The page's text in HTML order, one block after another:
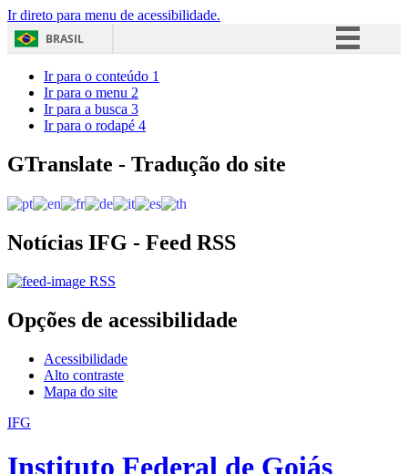
Ir direto para menu de acessibilidade.
BRASIL
Acesso à informação
Ir para o conteúdo 1
Ir para o menu 2
Ir para a busca 3
Ir para o rodapé 4
GTranslate - Tradução do site
Notícias IFG - Feed RSS
RSS
Opções de acessibilidade
Acessibilidade
Alto contraste
Mapa do site
IFG
Instituto Federal de Goiás